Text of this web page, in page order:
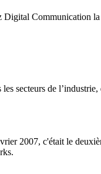
Communication
secteurs de
2007, c'était le